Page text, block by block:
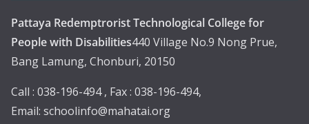
Pattaya Redemptrorist Technological College for
People with Disabilities440 Village No.9 Nong Prue,
Bang Lamung, Chonburi, 20150
Call : 038-196-494 , Fax : 038-196-494,
Email: schoolinfo@mahatai.org